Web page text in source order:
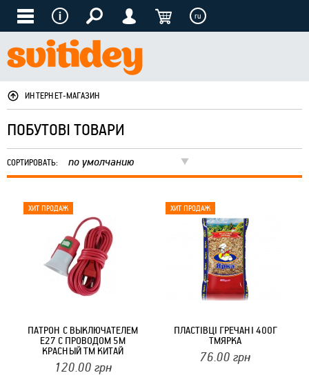
ru
ИНТЕРНЕТ-МАГАЗИН
ПОБУТОВІ ТОВАРИ
СОРТИРОВАТЬ: по умолчанию
ПАТРОН С ВЫКЛЮЧАТЕЛЕМ
E27 С ПРОВОДОМ 5М
КРАСНЫЙ ТМ КИТАЙ
120.00 грн
ПЛАСТІВЦІ ГРЕЧАНІ 400Г
ТМЯРКА
76.00 грн